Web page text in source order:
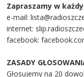
Zapraszamy w
e-mail:
internet:
facebook:
ZASADY
Głosujemy na 20